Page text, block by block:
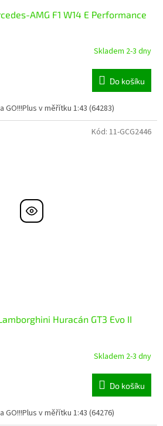
AMG F1 W14 E Performance
Skladem 2-3 dny
Do košíku
GO!!!Plus v měřítku 1:43 (64283)
Huracán GT3 Evo II
Skladem 2-3 dny
Do košíku
GO!!!Plus v měřítku 1:43 (64276)
Kód: 11-GCG2446